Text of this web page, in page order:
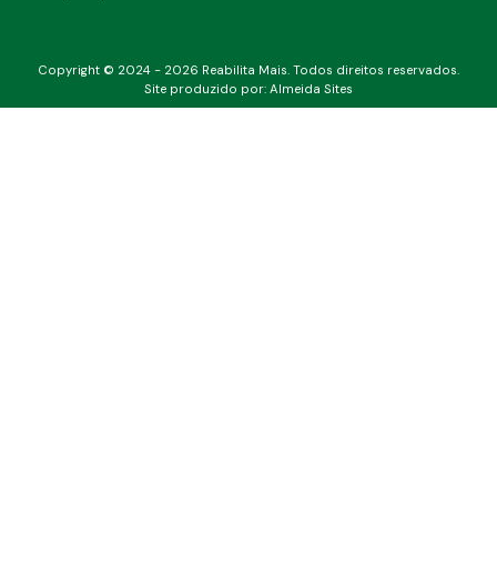
Copyright © 2024 - 2026 Reabilita Mais. Todos direitos reservados.
Site produzido por: Almeida Sites
Aceitar!